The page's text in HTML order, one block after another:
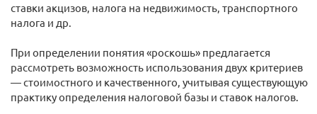
ставки акцизов, налога на недвижимость, транспортного
налога и др.
При определении понятия «роскошь» предлагается
рассмотреть возможность использования двух критериев
— стоимостного и качественного, учитывая существующую
практику определения налоговой базы и ставок налогов.